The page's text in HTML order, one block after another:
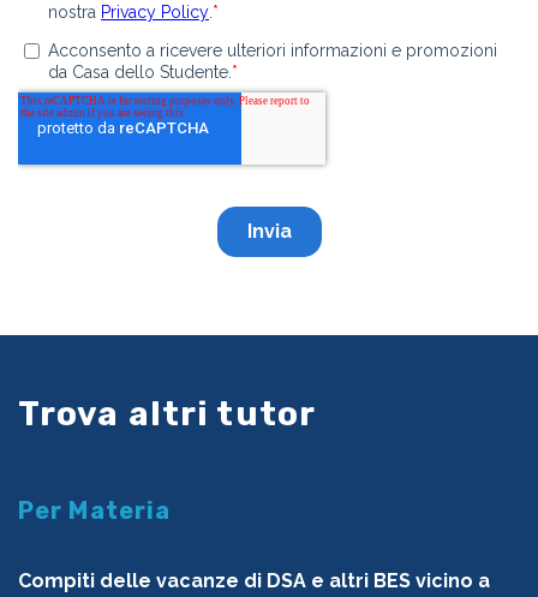
Trova altri tutor
Per Materia
Compiti delle vacanze di DSA e altri BES vicino a